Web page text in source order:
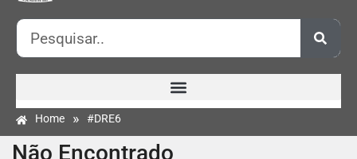
Home » #DRE6
Não Encontrado